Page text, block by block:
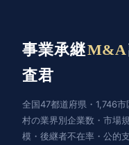
事業承継M&A
査君
全国47都道府県・1,746市
村の業界別企業数・市場規
模・後継者不在率・公的